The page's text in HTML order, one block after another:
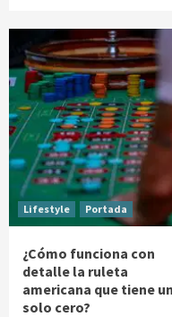
Lifestyle Portada
¿Cómo funciona con
detalle la ruleta
americana que tiene un
solo cero?